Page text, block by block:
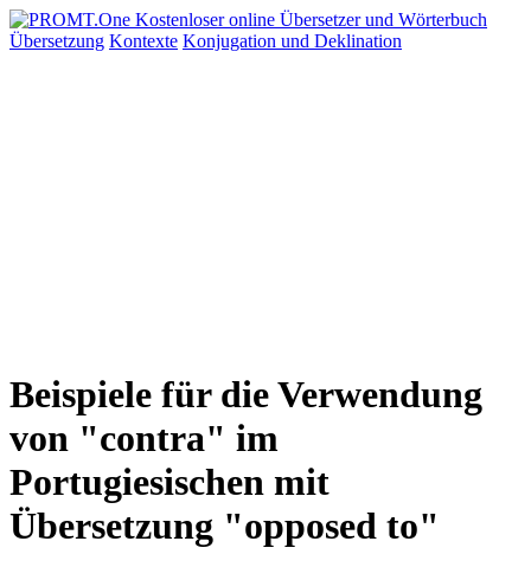
Übersetzung Kontexte Konjugation und Deklination
Beispiele für die Verwendung
von "contra" im
Portugiesischen mit
Übersetzung "opposed to"